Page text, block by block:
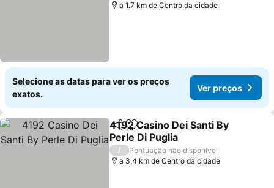
a 1.7 km de Centro da cidade
Selecione as datas para ver os preços
exatos.
Ver preços
PartilharAdicionar aos favoritos
4192 Casino Dei Santi By
Perle Di Puglia
Ver preços
/
Pontuação não disponível
a 3.4 km de Centro da cidade